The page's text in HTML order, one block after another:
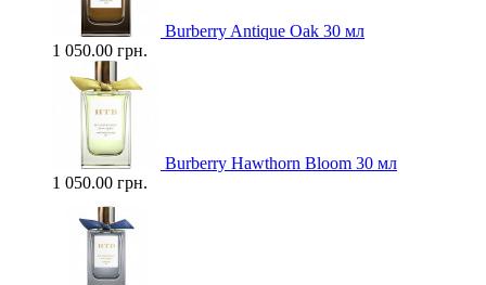
Burberry Antique Oak 30 мл
1 050.00 грн.
Burberry Hawthorn Bloom 30 мл
1 050.00 грн.